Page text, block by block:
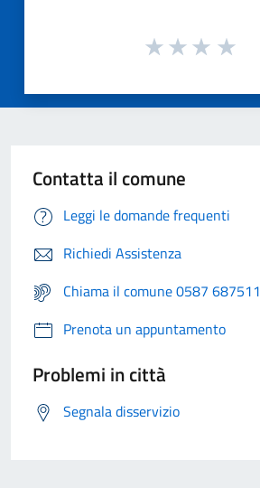
Contatta il comune
Leggi le domande frequenti
Richiedi Assistenza
Chiama il comune 0587 687511
Prenota un appuntamento
Problemi in città
Segnala disservizio